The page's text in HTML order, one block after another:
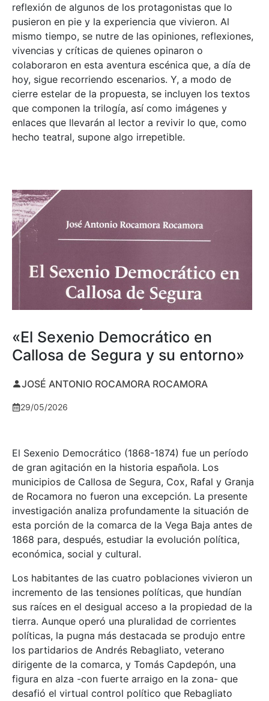
reflexión de algunos de los protagonistas que lo
pusieron en pie y la experiencia que vivieron. Al
mismo tiempo, se nutre de las opiniones, reflexiones,
vivencias y críticas de quienes opinaron o
colaboraron en esta aventura escénica que, a día de
hoy, sigue recorriendo escenarios. Y, a modo de
cierre estelar de la propuesta, se incluyen los textos
que componen la trilogía, así como imágenes y
enlaces que llevarán al lector a revivir lo que, como
hecho teatral, supone algo irrepetible.
«El Sexenio Democrático en
Callosa de Segura y su entorno»
JOSÉ ANTONIO ROCAMORA ROCAMORA
29/05/2026
El Sexenio Democrático (1868-1874) fue un período
de gran agitación en la historia española. Los
municipios de Callosa de Segura, Cox, Rafal y Granja
de Rocamora no fueron una excepción. La presente
investigación analiza profundamente la situación de
esta porción de la comarca de la Vega Baja antes de
1868 para, después, estudiar la evolución política,
económica, social y cultural.
Los habitantes de las cuatro poblaciones vivieron un
incremento de las tensiones políticas, que hundían
sus raíces en el desigual acceso a la propiedad de la
tierra. Aunque operó una pluralidad de corrientes
políticas, la pugna más destacada se produjo entre
los partidarios de Andrés Rebagliato, veterano
dirigente de la comarca, y Tomás Capdepón, una
figura en alza -con fuerte arraigo en la zona- que
desafió el virtual control político que Rebagliato